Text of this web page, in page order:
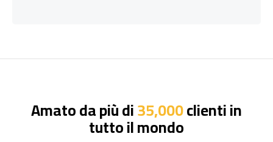
Amato da più di35,000clienti in
tutto il mondo